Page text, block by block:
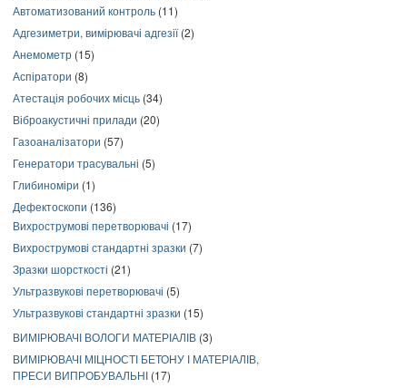
Автоматизований контроль (11)
Адгезиметри, вимірювачі адгезії(2)
Анемометр (15)
Аспіратори (8)
Атестація робочих місць (34)
Віброакустичні прилади (20)
Газоаналізатори (57)
Генератори трасувальні (5)
Глибиноміри (1)
Дефектоскопи (136)
Вихрострумові перетворювачі (17)
Вихрострумові стандартні зразки (7)
Зразки шорсткості (21)
Ультразвукові перетворювачі (5)
Ультразвукові стандартні зразки (15)
ВИМІРЮВАЧІ ВОЛОГИ МАТЕРІАЛІВ (3)
ВИМІРЮВАЧІ МІЦНОСТІ БЕТОНУ І МАТЕРІАЛІВ,
ПРЕСИ ВИПРОБУВАЛЬНІ (17)